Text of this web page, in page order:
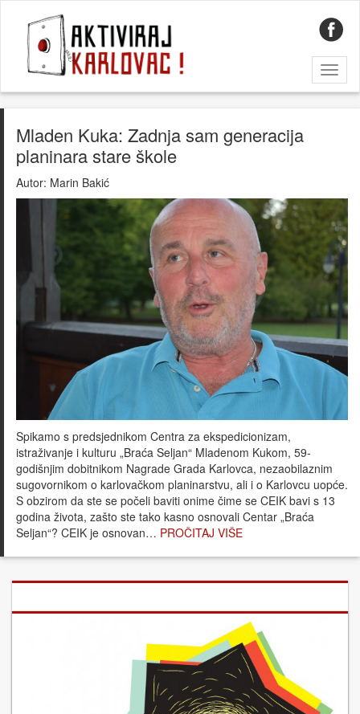
Mladen Kuka: Zadnja sam generacija
planinara stare škole
Autor: Marin Bakić
Spikamo s predsjednikom Centra za ekspedicionizam,
istraživanje i kulturu „Braća Seljan“ Mladenom Kukom, 59-
godišnjim dobitnikom Nagrade Grada Karlovca, nezaobilaznim
sugovornikom o karlovačkom planinarstvu, ali i o Karlovcu uopće.
S obzirom da ste se počeli baviti onime čime se CEIK bavi s 13
godina života, zašto ste tako kasno osnovali Centar „Braća
Seljan“? CEIK je osnovan… PROČITAJ VIŠE